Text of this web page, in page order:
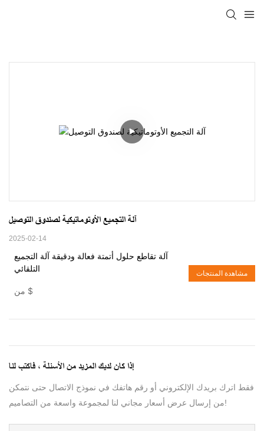
آلة التجميع الأوتوماتيكية لصندوق التوصيل
2025-02-14
آلة تقاطع حلول أتمتة فعالة ودقيقة آلة التجميع
التلقائي
$
مشاهدة المنتجات
إذا كان لديك المزيد من الأسئلة ، فاكتب لنا
فقط اترك بريدك الإلكتروني أو رقم هاتفك في نموذج الاتصال حتى نتمكن
من إرسال عرض أسعار مجاني لنا لمجموعة واسعة من التصاميم!